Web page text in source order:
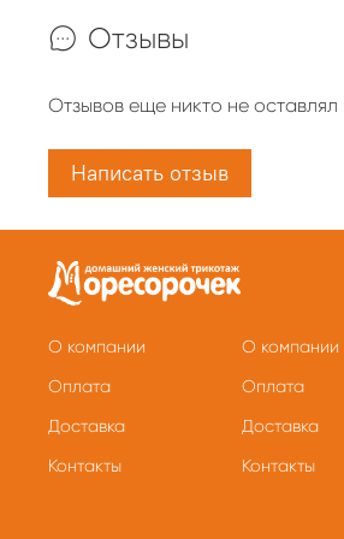
Отзывы
Отзывов еще никто не оставлял
Написать отзыв
О компании
Оплата
Доставка
Контакты
О компании
Оплата
Доставка
Контакты